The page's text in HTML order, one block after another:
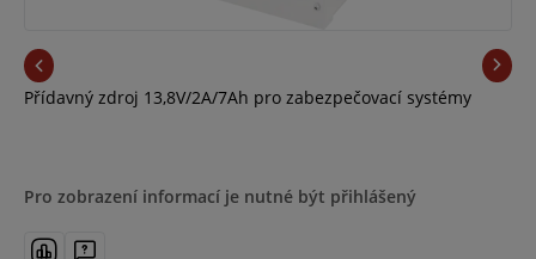
Přídavný zdroj 13,8V/2A/7Ah pro zabezpečovací systémy
Pro zobrazení informací je nutné být přihlášený